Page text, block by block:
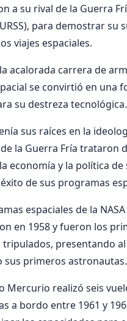
a su rival de la Guerra
para demostrar su
viajes espaciales.
acalorada carrera de
se convirtió en una
su destreza tecnológica.
sus raíces en la
la Guerra Fría trataron
economía y la política de
de sus programas
espaciales de la
en 1958 y fueron los
tripulados, presentando
sus primeros astronautas.
Mercurio realizó seis
a bordo entre 1961 y